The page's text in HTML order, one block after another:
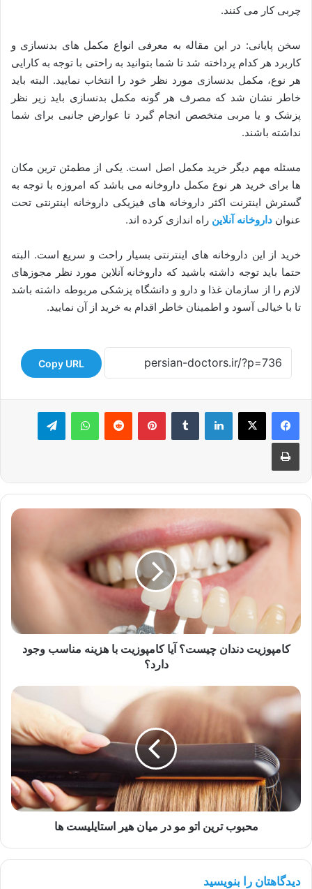
چربی کار می کنند.
سخن پایانی: در این مقاله به معرفی انواع مکمل های بدنسازی و
کاربرد هر کدام پرداخته شد تا شما بتوانید به راحتی با توجه به کارایی
هر نوع، مکمل بدنسازی مورد نظر خود را انتخاب نمایید. البته باید
خاطر نشان شد که مصرف هر گونه مکمل بدنسازی باید زیر نظر
پزشک و یا مربی متخصص انجام گیرد تا عوارض جانبی برای شما
نداشته باشند.
مسئله مهم دیگر خرید مکمل اصل است. یکی از مطمئن ترین مکان
ها برای خرید هر نوع مکمل داروخانه می باشد که امروزه با توجه به
گسترش اینترنت اکثر داروخانه های فیزیکی داروخانه اینترنتی تحت
عنوان داروخانه آنلاین راه اندازی کرده اند.
خرید از این داروخانه های اینترنتی بسیار راحت و سریع است. البته
حتما باید توجه داشته باشید که داروخانه آنلاین مورد نظر مجوزهای
لازم را از سازمان غذا و دارو و دانشگاه پزشکی مربوطه داشته باشد
تا با خیالی آسود و اطمینان خاطر اقدام به خرید از آن نمایید.
Copy URL
لینکدین ‫تامبلر ‫پین‌ترست‫رددیت واتس آپ تلگرام
چاپ
کامپوزیت
دندان
چیست؟
مناسب
وجود
دارد؟کامپوزیت دندان چیست؟ آیا کامپوزیت با هزینه مناسب وجود
دارد؟
محبوب
اتو
مو
استایلیست
ها
محبوب ترین اتو مو در میان هیر استایلیست ها
دیدگاهتان را بنویسید